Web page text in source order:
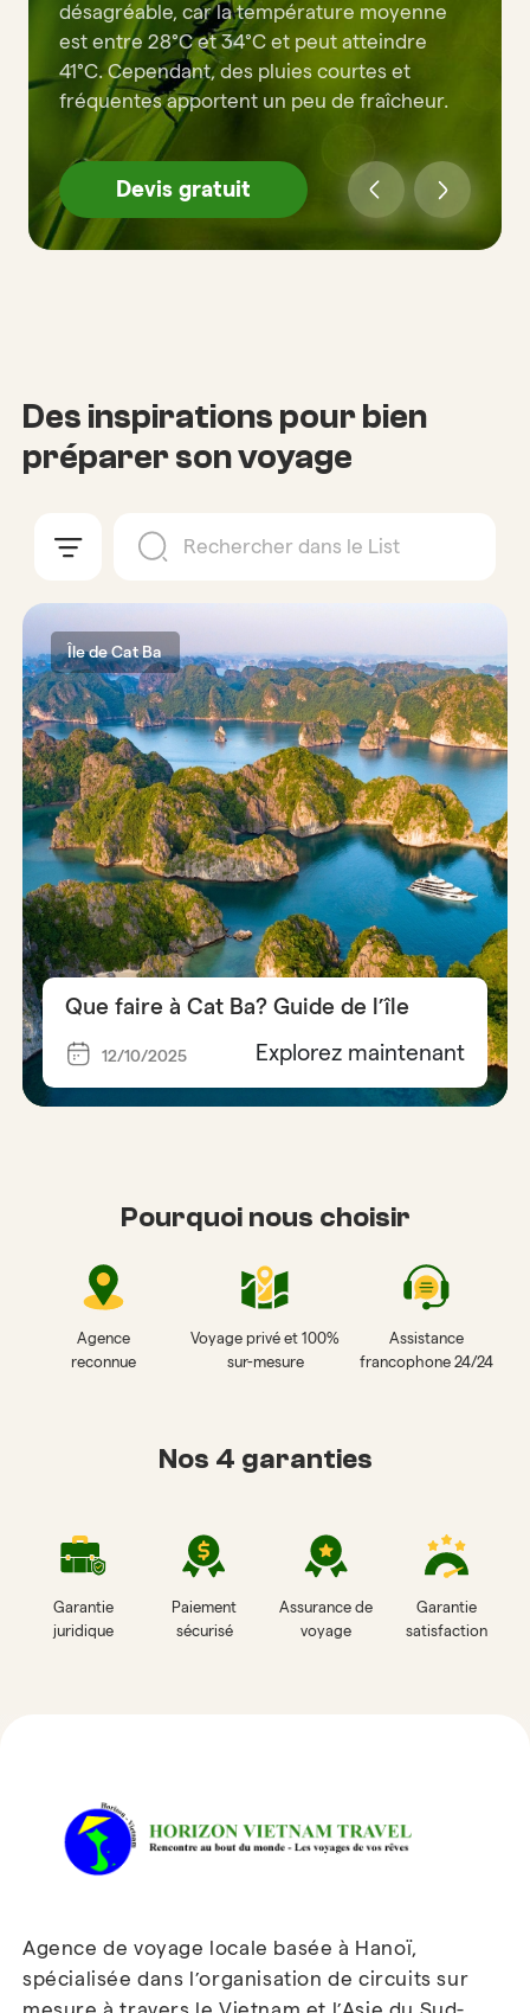
désagréable, car la température moyenne
est entre 28°C et 34°C et peut atteindre
41°C. Cependant, des pluies courtes et
fréquentes apportent un peu de fraîcheur.
Devis gratuit
Des inspirations pour bien
préparer son voyage
Île de Cat Ba
Que faire à Cat Ba? Guide de l’île
12/10/2025 Explorez maintenant
Pourquoi nous choisir
Agence
reconnue
Voyage privé et 100%
sur-mesure
Assistance
francophone 24/24
Nos 4 garanties
Garantie
juridique
Paiement
sécurisé
Assurance de
voyage
Garantie
satisfaction
Agence de voyage locale basée à Hanoï,
spécialisée dans l’organisation de circuits sur